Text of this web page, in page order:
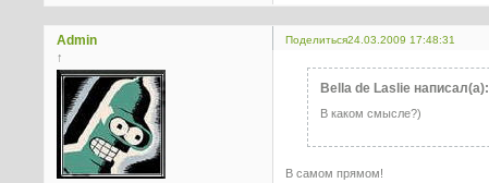
Поделиться24.03.2009 17:48:31
Admin
↑
Bella de Laslie написал(а):
В каком смысле?)
В самом прямом!